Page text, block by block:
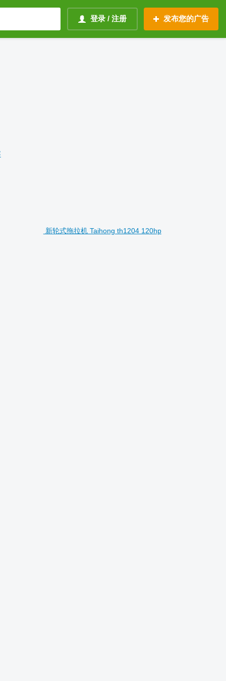
登录 / 注册 发布您的广告
新轮式拖拉机 Taihong th1204 120hp